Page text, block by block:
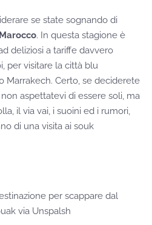
se state sognando di
. In questa stagione è
deliziosi a tariffe davvero
per visitare la città blu
Marrakech. Certo, se deciderete
aspettatevi di essere soli, ma
il via vai, i suoini ed i rumori,
di una visita ai souk